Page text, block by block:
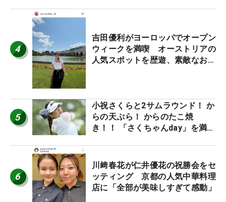
4
吉田優利がヨーロッパでオープン
ウィークを満喫 オーストリアの
人気スポットを歴遊、素敵なお土
5
小祝さくらと2サムラウンド！ か
らの天ぷら！ からのたこ焼
き！！ 「さくちゃんday」を満喫
6
川﨑春花が仁井優花の祝勝会をセ
ッティング 京都の人気中華料理
店に「全部が美味しすぎて感動」